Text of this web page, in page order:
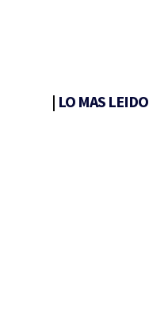
| LO MAS LEIDO